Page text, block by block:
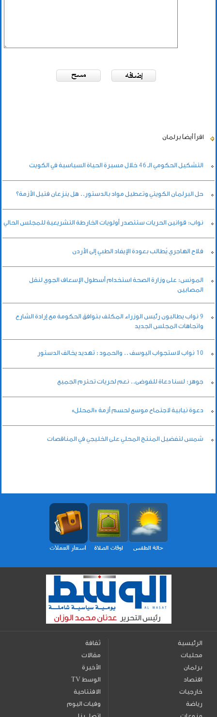
اقرأ أيضاً برلمان
التشكيل الحكومي الـ 46 خلال مسيرة الحياة السياسية في الكويت
حل البرلمان الكويتي وتعطيل مواد بالدستور.. هل ينزعان فتيل الأزمة؟
نواب: قوانين الحريات ستتصدر أولويات الخارطة التشريعية للمجلس الحالي
فلاح الهاجري يُطالب بعودة الإيفاد الطبي إلى الأردن
المونس: على وزارة الصحة استخدام أسطول الإسعاف الجوي لنقل
المصابين
9 نواب يطالبون رئيس الوزراء المكلف بتوافق الحكومة مع إرادة الشارع
واتجاهات المجلس الجديد
10 نواب لاستجواب اليوسف .. والحمود : تهديد يخالف الدستور
جوهر: لسنا دعاة للفوضى.. نعم لحريات تحترم الجميع
دعوة نيابية لاجتماع موسع لحسم أزمة «المحلل»
شمس لتفضيل المنتج المحلي على الخليجي في المناقصات
الرئيسية
محليات
برلمان
اقتصاد
خارجيات
رياضة
ثقافة
مقالات
الأخيرة
TV الوسط
الافتتاحية
وفيات اليوم